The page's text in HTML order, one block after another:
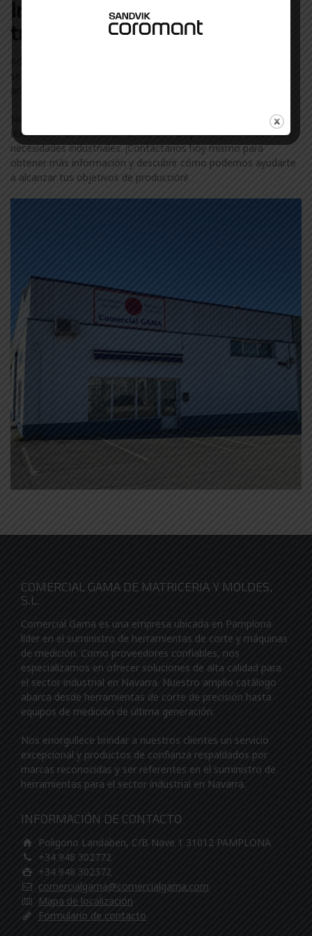
Industriales con las que
trabajamos en Pamplona
Además de Isb, colaboramos con otras marcas líderes en el
sector industrial en Pamplona. Descubre más sobre nuestra
amplia gama de marcas visitando nuestra
No te conformes con menos. Confía en ComercialGama, tu
distribuidor de confianza de Isb en Pamplona, para todas tus
necesidades industriales. ¡Contáctanos hoy mismo para
obtener más información y descubrir cómo podemos ayudarte
a alcanzar tus objetivos de producción!
COMERCIAL GAMA DE MATRICERIA Y MOLDES,
S.L.
Comercial Gama es una empresa ubicada en Pamplona
líder en el suministro de herramientas de corte y máquinas
de medición. Como proveedores confiables, nos
especializamos en ofrecer soluciones de alta calidad para
el sector industrial en Navarra. Nuestro amplio catálogo
abarca desde herramientas de corte de precisión hasta
equipos de medición de última generación.
Nos enorgullece brindar a nuestros clientes un servicio
excepcional y productos de confianza respaldados por
marcas reconocidas y ser referentes en el suministro de
herramientas para el sector industrial en Navarra.
INFORMACIÓN DE CONTACTO
Poligono Landaben, C/B Nave 1 31012 PAMPLONA
+34 948 302772
+34 948 302372
comercialgama@comercialgama.com
Mapa de localización
Formulario de contacto